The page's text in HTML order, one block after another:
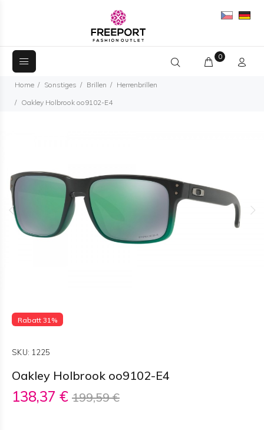
0
Home Sonstiges Brillen
Herrenbrillen
Oakley Holbrook oo9102-E4
Rabatt 31%
SKU: 1225
Oakley Holbrook oo9102-E4
138,37 € 199,59 €